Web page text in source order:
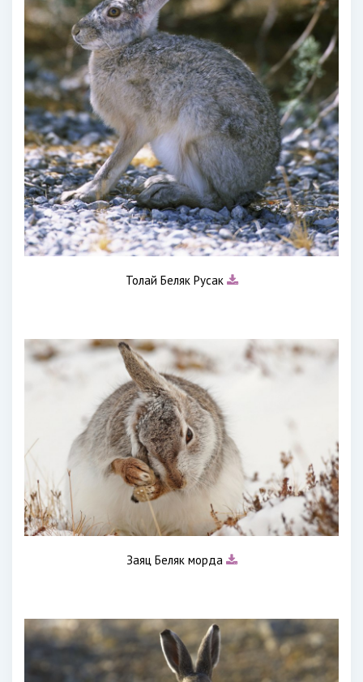
Толай Беляк Русак
Заяц Беляк морда